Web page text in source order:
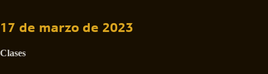
17 de marzo de 2023
Clases